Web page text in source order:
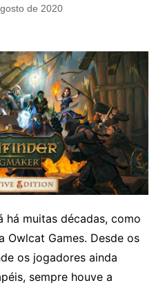
de 2020
há muitas décadas, como
Owlcat Games. Desde os
os jogadores ainda
sempre houve a